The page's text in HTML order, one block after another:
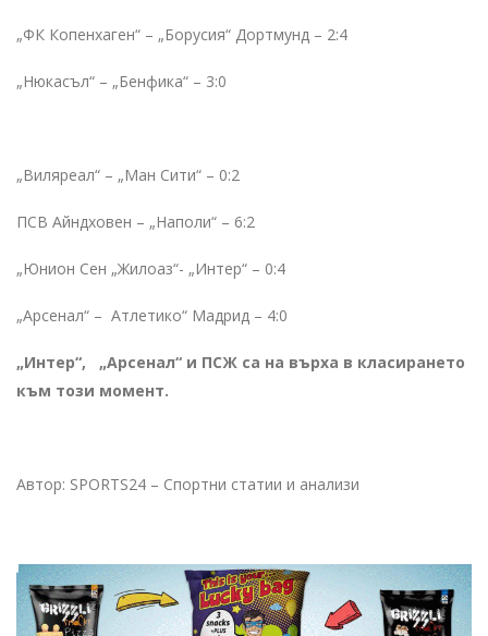
„ФК Копенхаген“ – „Борусия“ Дортмунд – 2:4
„Нюкасъл“ – „Бенфика“ – 3:0
„Виляреал“ – „Ман Сити“ – 0:2
ПСВ Айндховен – „Наполи“ – 6:2
„Юнион Сен „Жилоаз“- „Интер“ – 0:4
„Арсенал“ – Атлетико“ Мадрид – 4:0
„Интер“, „Арсенал“ и ПСЖ са на върха в класирането
към този момент.
Автор: SPORTS24 – Спортни статии и анализи